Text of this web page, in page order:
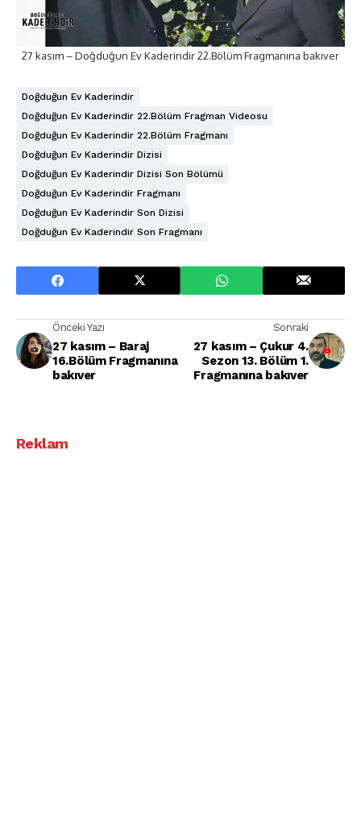
27 kasım – Doğduğun Ev Kaderindir 22.Bölüm Fragmanına bakıver
Doğduğun Ev Kaderindir
Doğduğun Ev Kaderindir 22.Bölüm Fragman Videosu
Doğduğun Ev Kaderindir 22.Bölüm Fragmanı
Doğduğun Ev Kaderindir Dizisi
Doğduğun Ev Kaderindir Dizisi Son Bölümü
Doğduğun Ev Kaderindir Fragmanı
Doğduğun Ev Kaderindir Son Dizisi
Doğduğun Ev Kaderindir Son Fragmanı
Önceki Yazı
27 kasım – Baraj
16.Bölüm Fragmanına
bakıver
Sonraki
27 kasım – Çukur 4.
Sezon 13. Bölüm 1.
Fragmanına bakıver
Reklam